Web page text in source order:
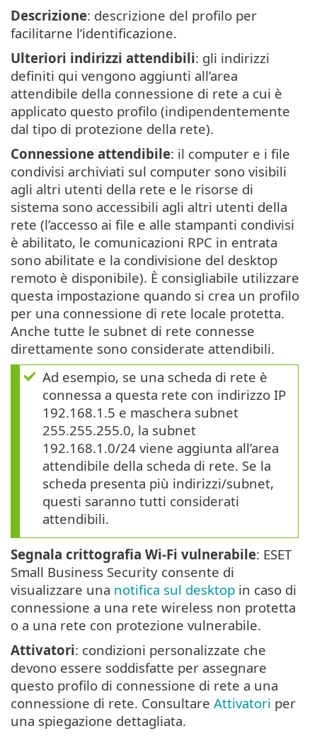
Descrizione: descrizione del profilo per
facilitarne l’identificazione.
Ulteriori indirizzi attendibili: gli indirizzi
definiti qui vengono aggiunti all’area
attendibile della connessione di rete a cui è
applicato questo profilo (indipendentemente
dal tipo di protezione della rete).
Connessione attendibile: il computer e i file
condivisi archiviati sul computer sono visibili
agli altri utenti della rete e le risorse di
sistema sono accessibili agli altri utenti della
rete (l’accesso ai file e alle stampanti condivisi
è abilitato, le comunicazioni RPC in entrata
sono abilitate e la condivisione del desktop
remoto è disponibile). È consigliabile utilizzare
questa impostazione quando si crea un profilo
per una connessione di rete locale protetta.
Anche tutte le subnet di rete connesse
direttamente sono considerate attendibili.
Ad esempio, se una scheda di rete è
connessa a questa rete con indirizzo IP
192.168.1.5 e maschera subnet
255.255.255.0, la subnet
192.168.1.0/24 viene aggiunta all’area
attendibile della scheda di rete. Se la
scheda presenta più indirizzi/subnet,
questi saranno tutti considerati
attendibili.
Segnala crittografia Wi-Fi vulnerabile: ESET
Small Business Security consente di
visualizzare una notifica sul desktop in caso di
connessione a una rete wireless non protetta
o a una rete con protezione vulnerabile.
Attivatori: condizioni personalizzate che
devono essere soddisfatte per assegnare
questo profilo di connessione di rete a una
connessione di rete. Consultare Attivatori per
una spiegazione dettagliata.